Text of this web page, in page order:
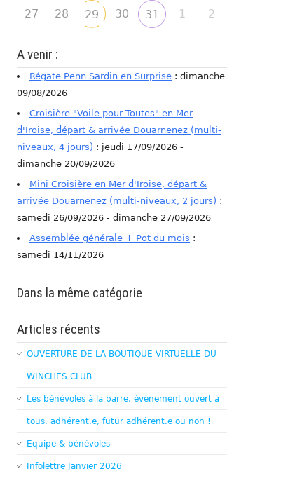
27 28 29 30 31 1 2
A venir :
Régate Penn Sardin en Surprise : dimanche
09/08/2026
Croisière "Voile pour Toutes" en Mer
d'Iroise, départ & arrivée Douarnenez (multi-
niveaux, 4 jours) : jeudi 17/09/2026 -
dimanche 20/09/2026
Mini Croisière en Mer d'Iroise, départ &
arrivée Douarnenez (multi-niveaux, 2 jours) :
samedi 26/09/2026 - dimanche 27/09/2026
Assemblée générale + Pot du mois :
samedi 14/11/2026
Dans la même catégorie
Articles récents
OUVERTURE DE LA BOUTIQUE VIRTUELLE DU
WINCHES CLUB
Les bénévoles à la barre, évènement ouvert à
tous, adhérent.e, futur adhérent.e ou non !
Equipe & bénévoles
Infolettre Janvier 2026